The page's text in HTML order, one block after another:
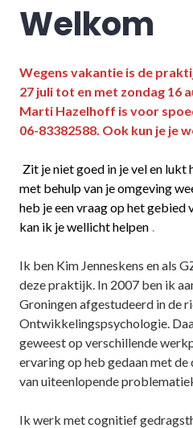
Welkom
Wegens vakantie is de
27 juli tot en met zondag 16
Marti Hazelhoff is voor
06-83382588. Ook kun je je
Zit je niet goed in je vel en
met behulp van je omgeving
heb je een vraag op het gebied
kan ik je wellicht helpen
Ik ben Kim Jenneskens en als
deze praktijk. In 2007 ben ik
Groningen afgestudeerd in de
Ontwikkelingspsychologie.
geweest op verschillende
ervaring op heb gedaan met
van uiteenlopende
Ik werk met cognitief